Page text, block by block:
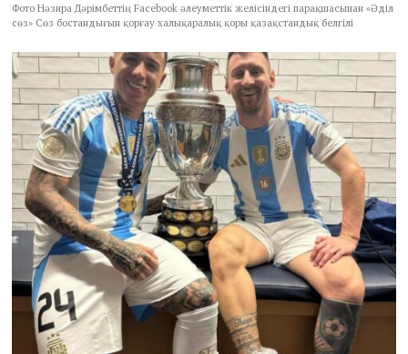
Фото Нәзира Дәрімбеттің Facebook әлеуметтік желісіндегі парақшасынан «Әділ
сөз» Сөз бостандығын қорғау халықаралық қоры қазақстандық белгілі